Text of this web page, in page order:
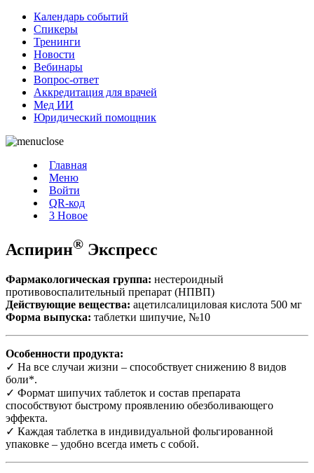
Календарь событий
Спикеры
Тренинги
Новости
Вебинары
Вопрос-ответ
Аккредитация для врачей
Мед ИИ
Юридический помощник
Главная
Меню
Войти
QR-код
3 Новое
Аспирин® Экспресс
Фармакологическая группа: нестероидный
противовоспалительный препарат (НПВП)
Действующие вещества: ацетилсалициловая кислота 500 мг
Форма выпуска: таблетки шипучие, №10
Особенности продукта:
✓ На все случаи жизни – способствует снижению 8 видов
боли*.
✓ Формат шипучих таблеток и состав препарата
способствуют быстрому проявлению обезболивающего
эффекта.
✓ Каждая таблетка в индивидуальной фольгированной
упаковке – удобно всегда иметь с собой.